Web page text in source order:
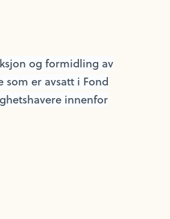
og formidling av
er avsatt i Fond
innenfor